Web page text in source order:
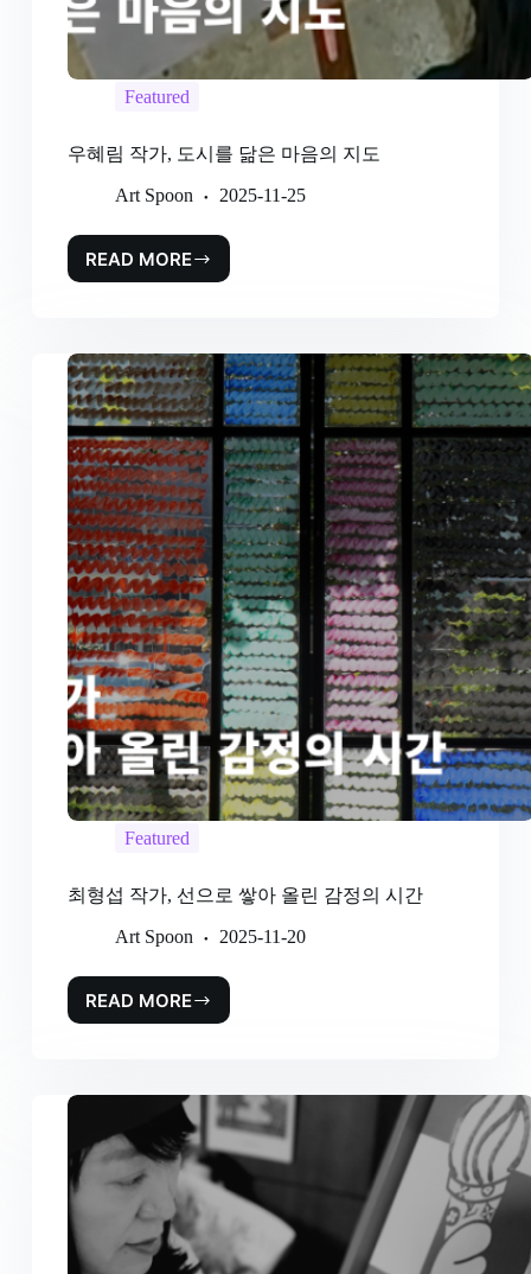
Featured
우혜림 작가, 도시를 닮은 마음의 지도
Art Spoon 2025-11-25
READ MORE
Featured
최형섭 작가, 선으로 쌓아 올린 감정의 시간
Art Spoon 2025-11-20
READ MORE